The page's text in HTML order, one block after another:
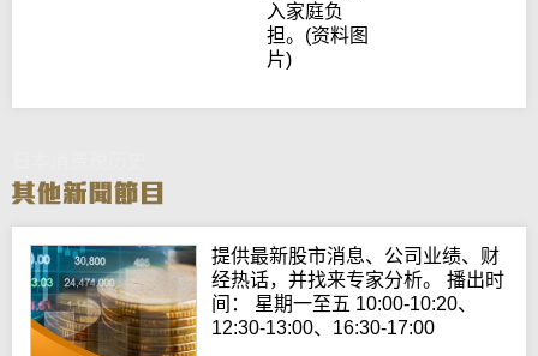
入家庭负
担。(资料图
片)
提供最新股市消息、公司业绩、财
经热话，并找来专家分析。 播出时
间： 星期一至五 10:00-10:20、
12:30-13:00、16:30-17:00